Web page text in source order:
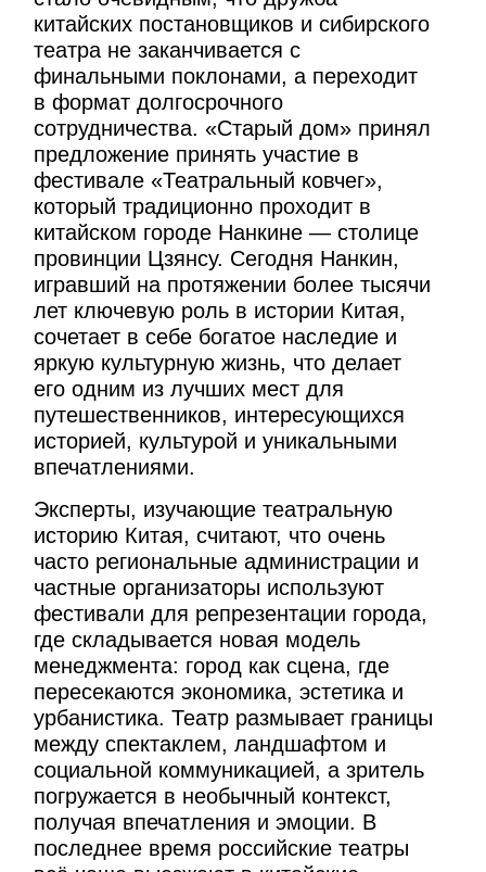
китайских постановщиков и сибирского
театра не заканчивается с
финальными поклонами, а переходит
в формат долгосрочного
сотрудничества. «Старый дом» принял
предложение принять участие в
фестивале «Театральный ковчег»,
который традиционно проходит в
китайском городе Нанкине — столице
провинции Цзянсу. Сегодня Нанкин,
игравший на протяжении более тысячи
лет ключевую роль в истории Китая,
сочетает в себе богатое наследие и
яркую культурную жизнь, что делает
его одним из лучших мест для
путешественников, интересующихся
историей, культурой и уникальными
впечатлениями.
Эксперты, изучающие театральную
историю Китая, считают, что очень
часто региональные администрации и
частные организаторы используют
фестивали для репрезентации города,
где складывается новая модель
менеджмента: город как сцена, где
пересекаются экономика, эстетика и
урбанистика. Театр размывает границы
между спектаклем, ландшафтом и
социальной коммуникацией, а зритель
погружается в необычный контекст,
получая впечатления и эмоции. В
последнее время российские театры